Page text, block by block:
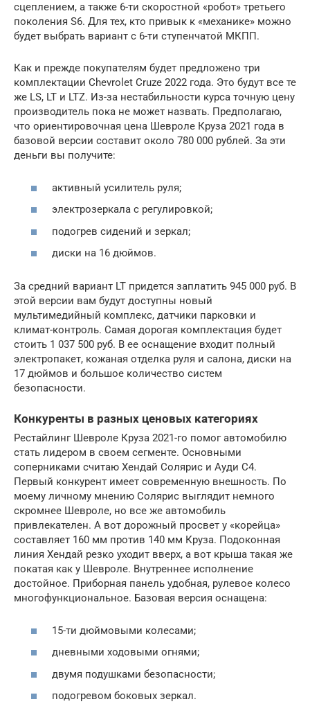
сцеплением, а также 6-ти скоростной «робот» третьего
поколения S6. Для тех, кто привык к «механике» можно
будет выбрать вариант с 6-ти ступенчатой МКПП.
Как и прежде покупателям будет предложено три
комплектации Chevrolet Cruze 2022 года. Это будут все те
же LS, LT и LTZ. Из-за нестабильности курса точную цену
производитель пока не может назвать. Предполагаю,
что ориентировочная цена Шевроле Круза 2021 года в
базовой версии составит около 780 000 рублей. За эти
деньги вы получите:
активный усилитель руля;
электрозеркала с регулировкой;
подогрев сидений и зеркал;
диски на 16 дюймов.
За средний вариант LT придется заплатить 945 000 руб. В
этой версии вам будут доступны новый
мультимедийный комплекс, датчики парковки и
климат-контроль. Самая дорогая комплектация будет
стоить 1 037 500 руб. В ее оснащение входит полный
электропакет, кожаная отделка руля и салона, диски на
17 дюймов и большое количество систем
безопасности.
Конкуренты в разных ценовых категориях
Рестайлинг Шевроле Круза 2021-го помог автомобилю
стать лидером в своем сегменте. Основными
соперниками считаю Хендай Солярис и Ауди С4.
Первый конкурент имеет современную внешность. По
моему личному мнению Солярис выглядит немного
скромнее Шевроле, но все же автомобиль
привлекателен. А вот дорожный просвет у «корейца»
составляет 160 мм против 140 мм Круза. Подоконная
линия Хендай резко уходит вверх, а вот крыша такая же
покатая как у Шевроле. Внутреннее исполнение
достойное. Приборная панель удобная, рулевое колесо
многофункциональное. Базовая версия оснащена:
15-ти дюймовыми колесами;
дневными ходовыми огнями;
двумя подушками безопасности;
подогревом боковых зеркал.